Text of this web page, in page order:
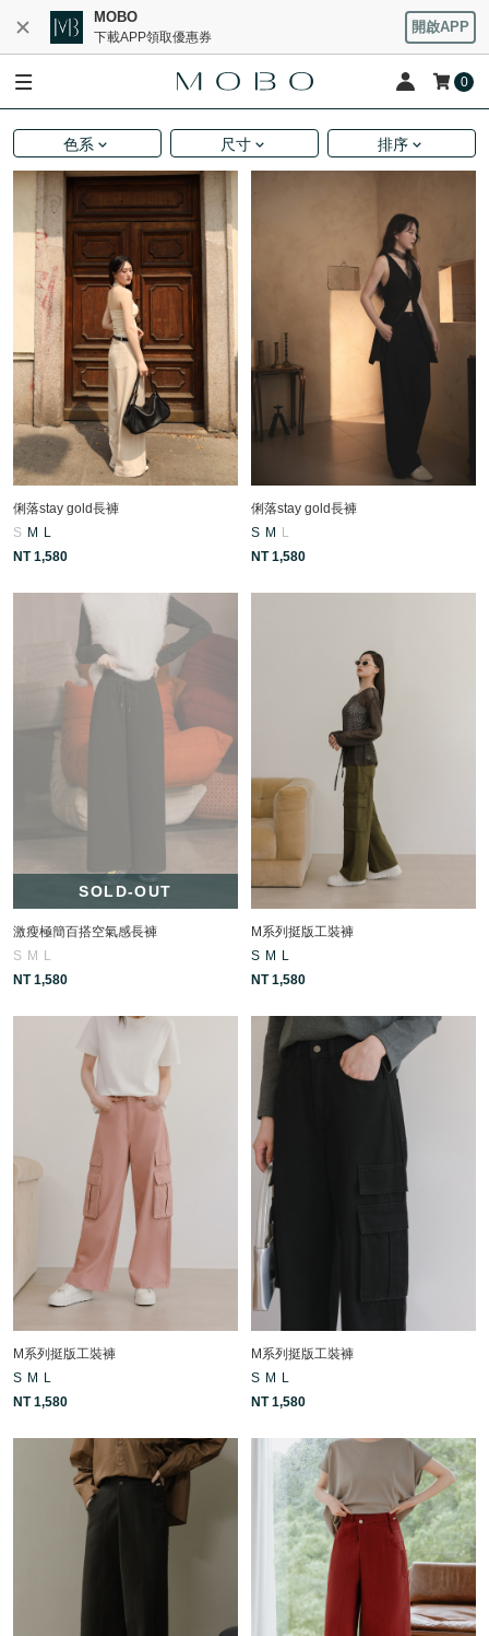
MOBO
下載APP領取優惠券
開啟APP
0
色系 尺寸 排序
俐落stay gold長褲
S M
L
NT 1,580
俐落stay gold長褲
S M
L
NT 1,580
SOLD-OUT
激瘦極簡百搭空氣感長褲
S M L
NT 1,580
M系列挺版工裝褲
S M L
NT 1,580
M系列挺版工裝褲
S M
L
NT 1,580
M系列挺版工裝褲
S M
L
NT 1,580